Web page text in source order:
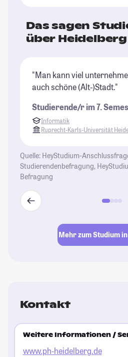
Das sagen
über Heidelberg
"Man kann viel
auch schöne (Alt-)Stadt."
Studierende/r im 7.
Informatik
Ruprecht-Karls-Universität
Quelle: HeyStudium-
Studierendenbefragung,
Befragung
Mehr zum Studium
Kontakt
Weitere Informationen /
www.ph-heidelberg.de